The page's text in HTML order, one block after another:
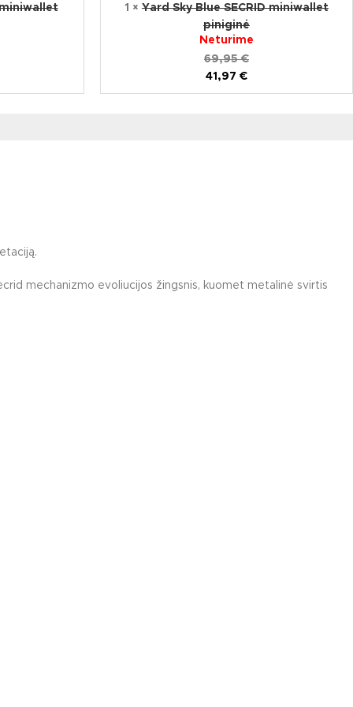
miniwallet
1 × Yard Sky Blue SECRID miniwallet
piniginė
Neturime
69,95€
41,97 €
mechanizmo evoliucijos žingsnis, kuomet metalinė svirtis